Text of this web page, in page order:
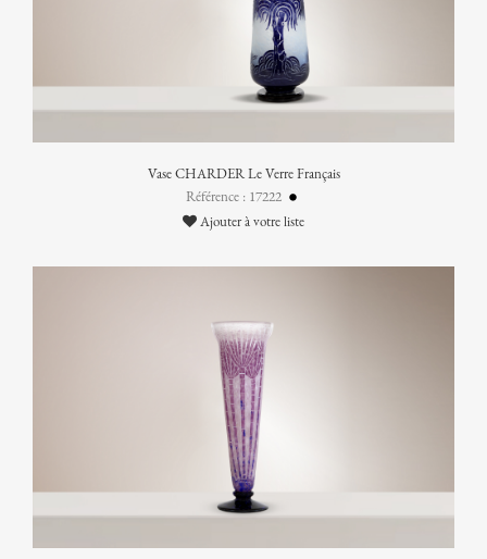
Vase CHARDER Le Verre Français
Référence : 17222
Ajouter à votre liste